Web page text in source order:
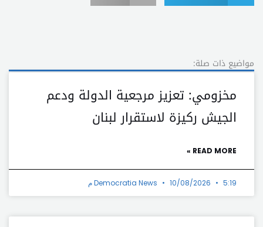
مواضيع ذات صلة:
مخزومي: تعزيز مرجعية الدولة ودعم
الجيش ركيزة لاستقرار لبنان
READ MORE »
Democratia News 10/08/2026 5:19 م